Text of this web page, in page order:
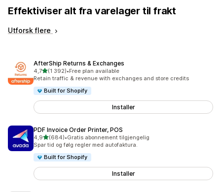
Effektiviser alt fra varelager til frakt
Utforsk flere
AfterShip Returns & Exchanges
4,7av 5 stjerner
(1 392)
Totalt 1392 omtaler
•Free plan available
Retain traffic & revenue with exchanges and store credits
Built for Shopify
Installer
PDF Invoice Order Printer, POS
4,9av 5 stjerner
(684)
Totalt 684 omtaler
•Gratis abonnement tilgjengelig
Spar tid og følg regler med autofaktura.
Built for Shopify
Installer